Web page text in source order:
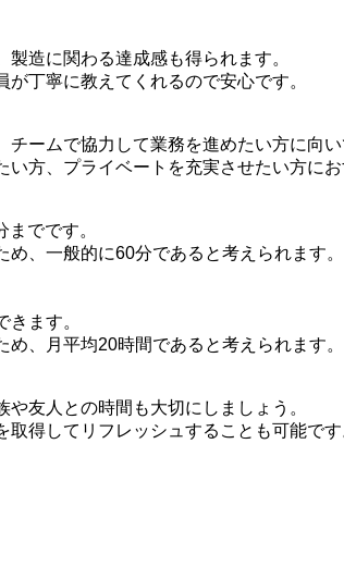
製造に関わる達成感も得られます。
が丁寧に教えてくれるので安心です。
チームで協力して業務を進めたい方に向い
い方、プライベートを充実させたい方にお
でです。
め、一般的に60分であると考えられます。
きます。
め、月平均20時間であると考えられます。
や友人との時間も大切にしましょう。
取得してリフレッシュすることも可能です